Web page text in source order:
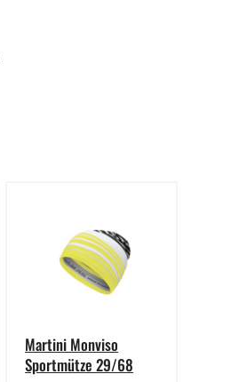
Martini Monviso
Sportmütze 29/68